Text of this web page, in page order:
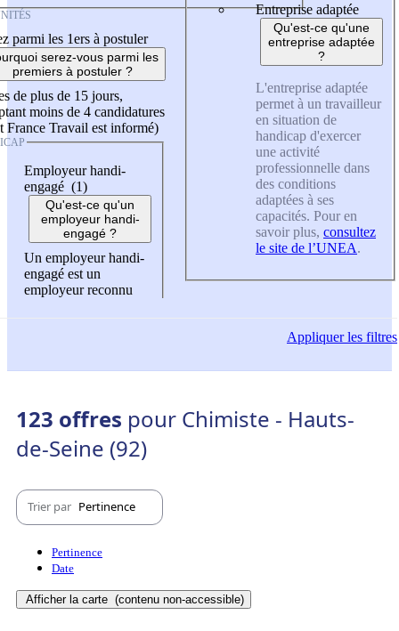
parmi les 1ers à postuler
serez-vous parmi les
premiers à postuler ?
de plus de 15 jours,
moins de 4 candidatures
France Travail est informé)
Employeur handi-
engagé (1)
Qu'est-ce qu'un
employeur handi-
engagé ?
Un employeur handi-
engagé est un
employeur reconnu
Entreprise adaptée
Qu'est-ce qu'une
entreprise adaptée
?
L'entreprise adaptée
permet à un travailleur
en situation de
handicap d'exercer
une activité
professionnelle dans
des conditions
adaptées à ses
capacités. Pour en
savoir plus, consultez
le site de l’UNEA.
Appliquerles filtres
123 offres pour Chimiste - Hauts-
de-Seine (92)
Trier par Pertinence
Pertinence
Date
Afficher la carte (contenu non-accessible)